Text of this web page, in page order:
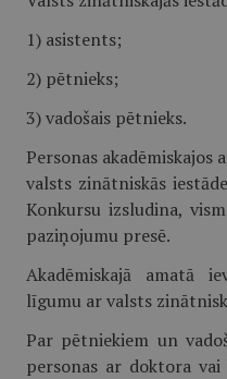
1) asistents;
2) pētnieks;
3) vadošais pētnieks.
Personas
valsts zinātniskās
Konkursu izsludina,
paziņojumu presē.
Akadēmiskajā amatā
līgumu ar valsts
Par pētniekiem un
personas ar doktora